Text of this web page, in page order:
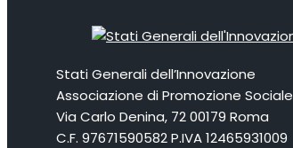
Stati Generali dell’Innovazione
Associazione di Promozione Sociale
Via Carlo Denina, 72 00179 Roma
C.F. 97671590582 P.IVA 12465931009